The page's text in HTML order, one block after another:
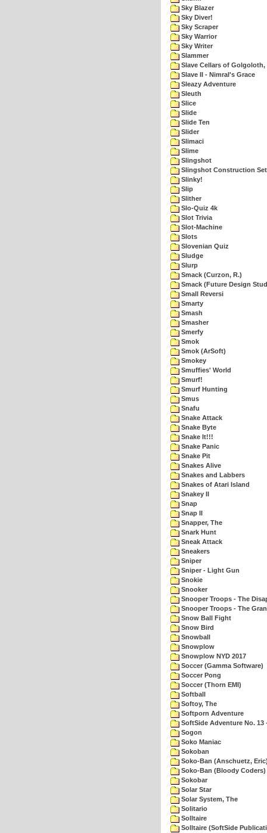
Sky Blazer
Sky Diver!
Sky Scraper
Sky Warrior
Sky Writer
Slammer
Slave Cellars of Golgoloth,
Slave II - Nimral's Grace
Sleazy Adventure
Sleuth
Slice
Slide
Slide Ten
Slider
Slimaci
Slime
Slingshot
Slingshot Construction Set
Slinky!
Slip
Slither
Slo-Quiz 4k
Slot Trivia
Slot-Machine
Slots
Slovenian Quiz
Sludge
Slurp
Smack (Curzon, R.)
Smack (Future Design
Small Reversi
Smarty
Smash
Smasher
Smerfy
Smok
Smok (ArSoft)
Smokey
Smuffies' World
Smurf!
Smurf Hunting
Smus
Snafu
Snake Attack
Snake Byte
Snake It!!!
Snake Panic
Snake Pit
Snakes Alive
Snakes and Labbers
Snakes of Atari Island
Snakey II
Snap
Snap II
Snapper, The
Snark Hunt
Sneak Attack
Sneakers
Sniper
Sniper - Light Gun
Snokie
Snooker
Snooper Troops - The
Snooper Troops - The
Snow Ball Fight
Snow Bird
Snowball
Snowplow
Snowplow NYD 2017
Soccer (Gamma Software)
Soccer Pong
Soccer (Thorn EMI)
Softball
Softoy, The
Softporn Adventure
SoftSide Adventure No. 13
Sogon
Soko Maniac
Sokoban
Soko-Ban (Anschuetz,
Soko-Ban (Bloody Coders)
Sokobar
Solar Star
Solar System, The
Solitario
Solltaire
Solltaire (SoftSide